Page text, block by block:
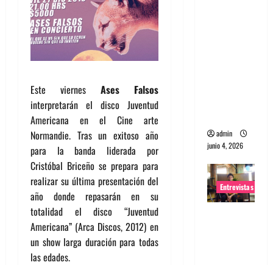
Este viernes Ases Falsos
interpretarán el disco Juventud
Americana en el Cine arte
Normandie. Tras un exitoso año
para la banda liderada por
Cristóbal Briceño se prepara para
realizar su última presentación del
año donde repasarán en su
totalidad el disco “Juventud
Americana” (Arca Discos, 2012) en
un show larga duración para todas
las edades.
admin
junio 4, 2026
Entrevistas